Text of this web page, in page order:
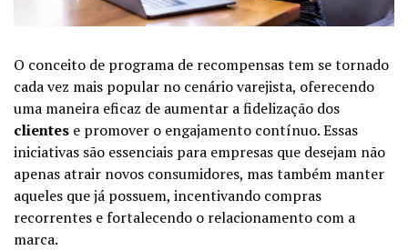
O conceito de programa de recompensas tem se tornado
cada vez mais popular no cenário varejista, oferecendo
uma maneira eficaz de aumentar a fidelização dos
clientes e promover o engajamento contínuo. Essas
iniciativas são essenciais para empresas que desejam não
apenas atrair novos consumidores, mas também manter
aqueles que já possuem, incentivando compras
recorrentes e fortalecendo o relacionamento com a
marca.